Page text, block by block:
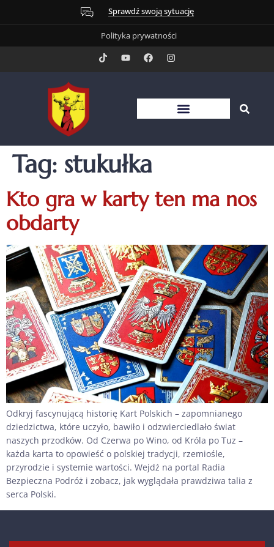
Sprawdź swoją sytuację
Polityka prywatności
Tag: stukułka
Kto gra w karty ten ma nos
obdarty
Odkryj fascynującą historię Kart Polskich – zapomnianego
dziedzictwa, które uczyło, bawiło i odzwierciedlało świat
naszych przodków. Od Czerwa po Wino, od Króla po Tuz –
każda karta to opowieść o polskiej tradycji, rzemiośle,
przyrodzie i systemie wartości. Wejdź na portal Radia
Bezpieczna Podróż i zobacz, jak wyglądała prawdziwa talia z
serca Polski.